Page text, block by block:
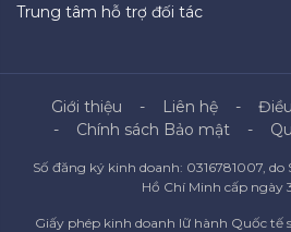
Trung tâm hỗ trợ đối tác
Giới thiệu Liên hệ
Chính sách Bảo mật
Số đăng ký kinh doanh: 0316781007, do
Hồ Chí Minh cấp ngày
Giấy phép kinh doanh lữ hành Quốc tế